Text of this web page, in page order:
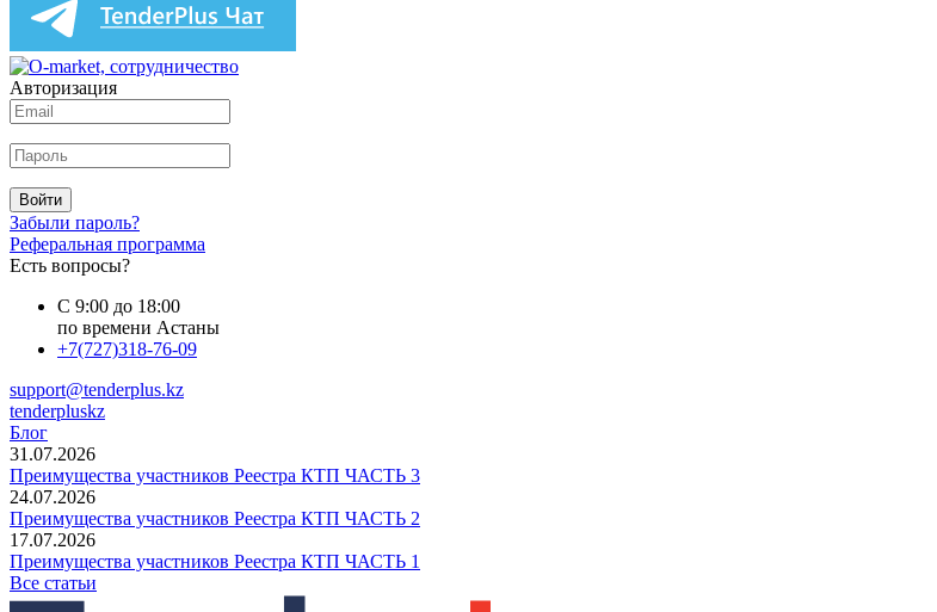
Авторизация
Войти
Забыли пароль?
Реферальная программа
Есть вопросы?
С 9:00 до 18:00
по времени Астаны
+7(727)318-76-09
support@tenderplus.kz
tenderpluskz
Блог
31.07.2026
Преимущества участников Реестра КТП ЧАСТЬ 3
24.07.2026
Преимущества участников Реестра КТП ЧАСТЬ 2
17.07.2026
Преимущества участников Реестра КТП ЧАСТЬ 1
Все статьи